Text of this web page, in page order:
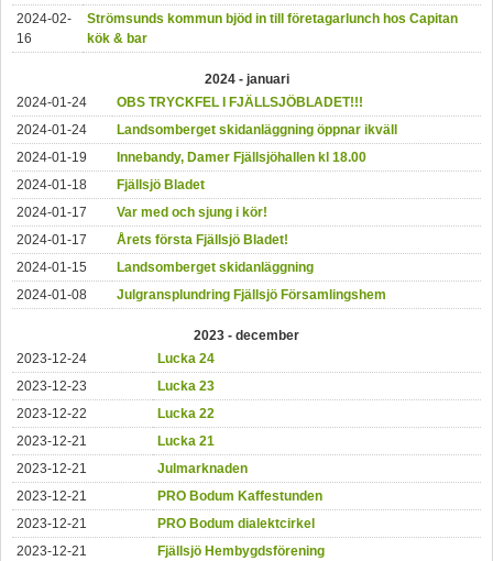
2024-02-
16
Strömsunds kommun bjöd in till företagarlunch hos Capitan
kök & bar
2024 - januari
2024-01-24
OBS TRYCKFEL I FJÄLLSJÖBLADET!!!
2024-01-24
Landsomberget skidanläggning öppnar ikväll
2024-01-19
Innebandy, Damer Fjällsjöhallen kl 18.00
2024-01-18
Fjällsjö Bladet
2024-01-17
Var med och sjung i kör!
2024-01-17
Årets första Fjällsjö Bladet!
2024-01-15
Landsomberget skidanläggning
2024-01-08
Julgransplundring Fjällsjö Församlingshem
2023 - december
2023-12-24
Lucka 24
2023-12-23
Lucka 23
2023-12-22
Lucka 22
2023-12-21
Lucka 21
2023-12-21
Julmarknaden
2023-12-21
PRO Bodum Kaffestunden
2023-12-21
PRO Bodum dialektcirkel
2023-12-21
Fjällsjö Hembygdsförening